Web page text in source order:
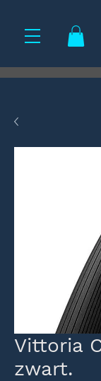
Vittoria
zwart.